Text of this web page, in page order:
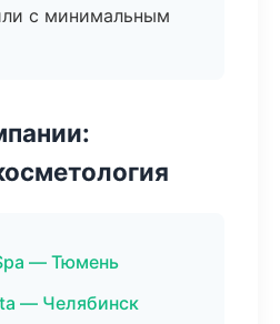
с минимальным
— Тюмень
— Челябинск